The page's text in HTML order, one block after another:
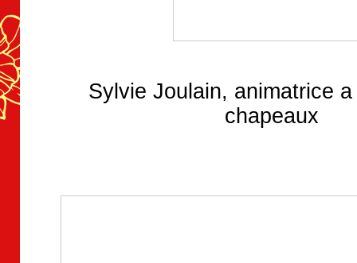
Sylvie Joulain, animatrice
chapeaux